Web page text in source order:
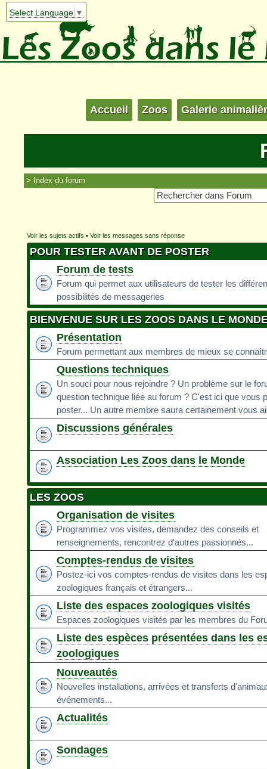
Select Language ▼
Accueil Zoos Galerie
Index du forum
Voir les sujets actifs • Voir les messages sans réponse
POUR TESTER AVANT DE POSTER
Forum de tests
Forum qui permet aux utilisateurs de tester les
possibilités de messageries
BIENVENUE SUR LES ZOOS DANS LE
Présentation
Forum permettant aux membres de mieux se
Questions techniques
Un souci pour nous rejoindre ? Un problème sur le
question technique liée au forum ? C'est ici que vous
poster... Un autre membre saura certainement vous
Discussions générales
Association Les Zoos dans le Monde
LES ZOOS
Organisation de visites
Programmez vos visites, demandez des conseils et
renseignements, rencontrez d'autres passionnés...
Comptes-rendus de visites
Postez-ici vos comptes-rendus de visites dans les
zoologiques français et étrangers...
Liste des espaces zoologiques visités
Espaces zoologiques visités par les membres du
Liste des espèces présentées dans les
zoologiques
Nouveautés
Nouvelles installations, arrivées et transferts
événements...
Actualités
Sondages